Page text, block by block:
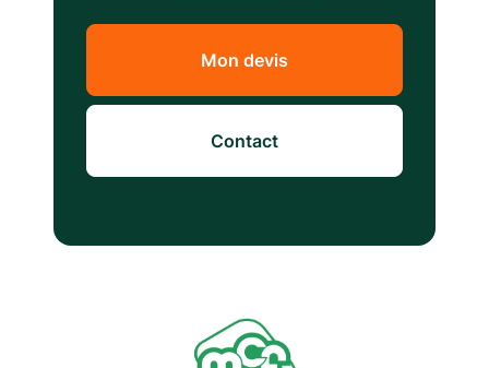
Mon devis
Contact